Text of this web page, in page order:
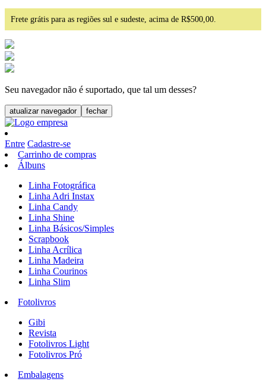
Frete grátis para as regiões sul e sudeste, acima de R$500,00.
Seu navegador não é suportado, que tal um desses?
atualizar navegador fechar
Entre Cadastre-se
Carrinho de compras
Álbuns
Linha Fotográfica
Linha Adri Instax
Linha Candy
Linha Shine
Linha Básicos/Simples
Scrapbook
Linha Acrílica
Linha Madeira
Linha Courinos
Linha Slim
Fotolivros
Gibi
Revista
Fotolivros Light
Fotolivros Pró
Embalagens